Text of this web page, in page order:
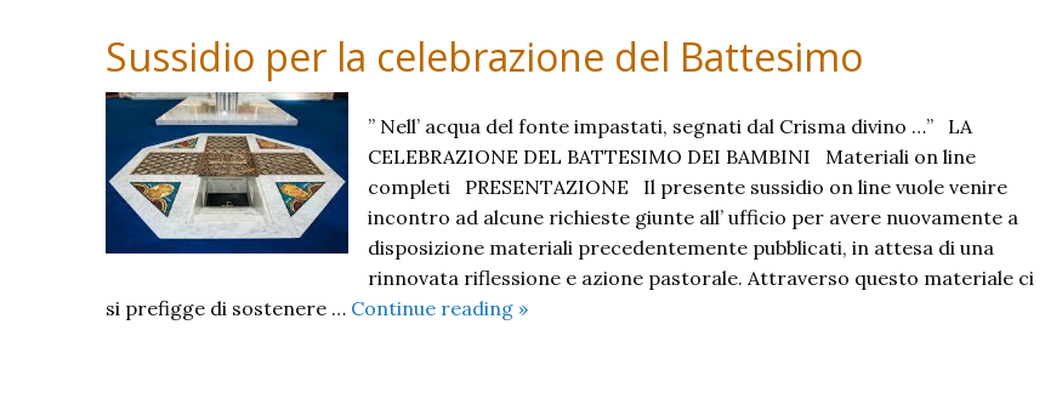
Sussidio per la celebrazione del Battesimo
” Nell’ acqua del fonte impastati, segnati dal Crisma divino …” LA
CELEBRAZIONE DEL BATTESIMO DEI BAMBINI Materiali on line
completi PRESENTAZIONE Il presente sussidio on line vuole venire
incontro ad alcune richieste giunte all’ ufficio per avere nuovamente a
disposizione materiali precedentemente pubblicati, in attesa di una
rinnovata riflessione e azione pastorale. Attraverso questo materiale ci
si prefigge di sostenere … Continue reading Sussidio
»